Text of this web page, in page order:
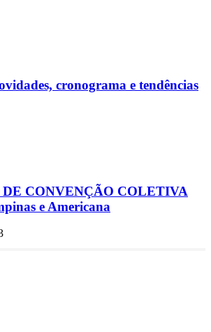
cronograma e tendências
CONVENÇÃO COLETIVA
e Americana